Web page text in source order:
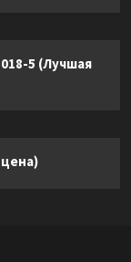
5 (Лучшая